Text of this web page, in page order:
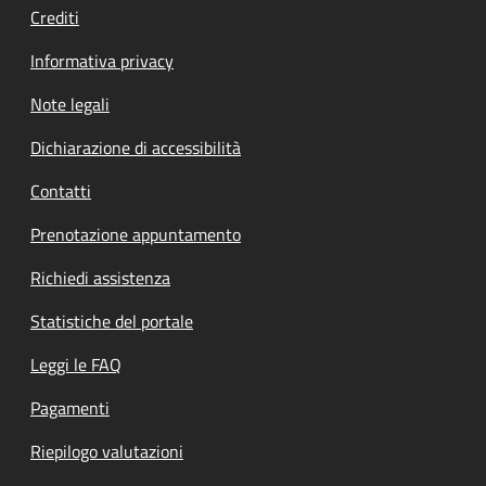
Crediti
Informativa privacy
Note legali
Dichiarazione di accessibilità
Contatti
Prenotazione appuntamento
Richiedi assistenza
Statistiche del portale
Leggi le FAQ
Pagamenti
Riepilogo valutazioni